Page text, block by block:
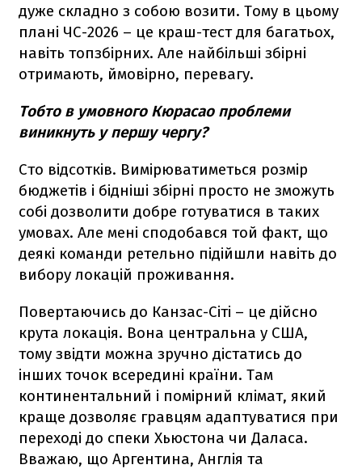
дуже складно з собою возити. Тому в цьому
плані ЧС-2026 – це краш-тест для багатьох,
навіть топзбірних. Але найбільші збірні
отримають, ймовірно, перевагу.
Тобто в умовного Кюрасао проблеми
виникнуть у першу чергу?
Сто відсотків. Вимірюватиметься розмір
бюджетів і бідніші збірні просто не зможуть
собі дозволити добре готуватися в таких
умовах. Але мені сподобався той факт, що
деякі команди ретельно підійшли навіть до
вибору локацій проживання.
Повертаючись до Канзас-Сіті – це дійсно
крута локація. Вона центральна у США,
тому звідти можна зручно дістатись до
інших точок всередині країни. Там
континентальний і помірний клімат, який
краще дозволяє гравцям адаптуватися при
переході до спеки Хьюстона чи Даласа.
Вважаю, що Аргентина, Англія та